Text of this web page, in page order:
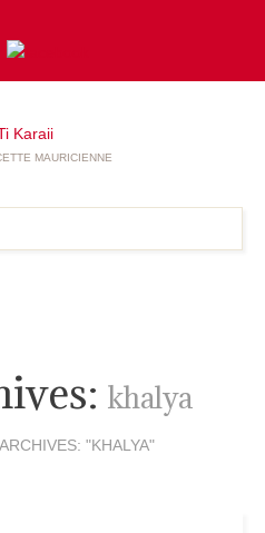
MAURICIENNE
khalya
"KHALYA"